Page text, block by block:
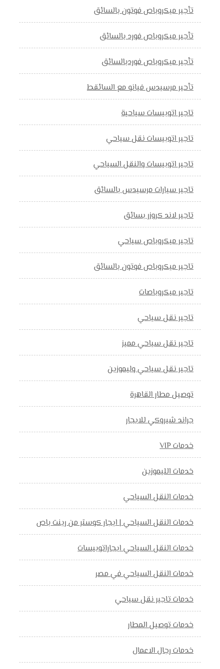
تأجير ميكروباص فوتون بالسائق
تأجير ميكروباص فورد بالسائق
تأجير ميكروباص فوردبالسائق
تأحير مرسيدس فيانو مع السائقط
تاجير اتوبيسات سياحية
تاجير اتوبيسات نقل سياحي
تاجير اتوبيسات والنقل السياحي
تاجير سيارات مرسيدس بالسائق
تاجير لاند كروزر بسائق
تاجير ميكروباص سياحي
تاجير ميكروباص فوتون بالسائق
تاجير ميكروباصات
تاجير نقل سياحي
تاجير نقل سياحي مميز
تاجير نقل سياحي وليموزين
توصيل مطار القاهرة
جراند شيروكي للايجار
خدمات VIP
خدمات الليموزين
خدمات النقل السياحي
خدمات النقل السياحي | ايجار كوستر من رينت باص
خدمات النقل السياحي ايجاراتوبيسات
خدمات النقل السياحي في مصر
خدمات تاجير نقل سياحي
خدمات توصيل المطار
خدمات رجال الاعمال